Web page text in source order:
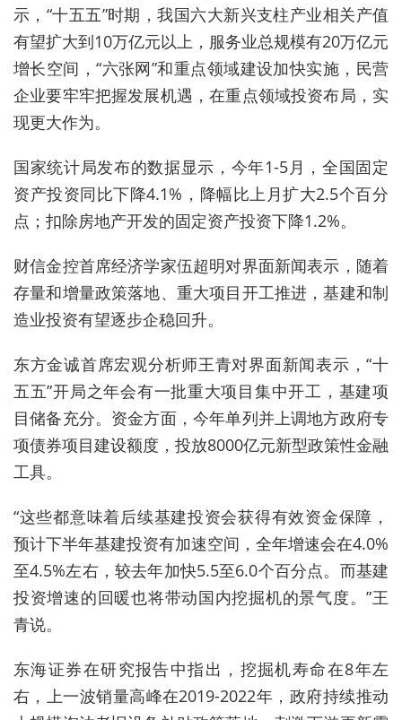
示，“十五五”时期，我国六大新兴支柱产业相关产值
有望扩大到10万亿元以上，服务业总规模有20万亿元
增长空间，“六张网”和重点领域建设加快实施，民营
企业要牢牢把握发展机遇，在重点领域投资布局，实
现更大作为。
国家统计局发布的数据显示，今年1-5月，全国固定
资产投资同比下降4.1%，降幅比上月扩大2.5个百分
点；扣除房地产开发的固定资产投资下降1.2%。
财信金控首席经济学家伍超明对界面新闻表示，随着
存量和增量政策落地、重大项目开工推进，基建和制
造业投资有望逐步企稳回升。
东方金诚首席宏观分析师王青对界面新闻表示，“十
五五”开局之年会有一批重大项目集中开工，基建项
目储备充分。资金方面，今年单列并上调地方政府专
项债券项目建设额度，投放8000亿元新型政策性金融
工具。
“这些都意味着后续基建投资会获得有效资金保障，
预计下半年基建投资有加速空间，全年增速会在4.0%
至4.5%左右，较去年加快5.5至6.0个百分点。 而基建
投资增速的回暖也将带动国内挖掘机的景气度。”王
青说。
东海证券在研究报告中指出，挖掘机寿命在8年左
右，上一波销量高峰在2019-2022年，政府持续推动